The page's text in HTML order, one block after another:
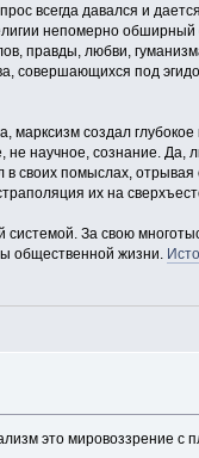
всегда давался и
непомерно обширный
правды, любви,
совершающихся под
марксизм создал глубокое
не научное, сознание.
своих помыслах, отрывая
их на
системой. За свою
общественной жизни.
это мировоззрение с